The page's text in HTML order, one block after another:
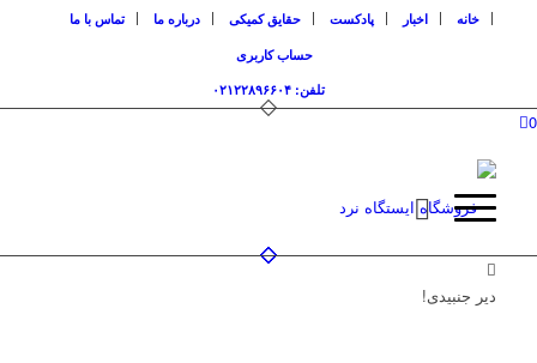
خانه اخبار پادکست حقایق کمیکی درباره ما
تماس با ما
حساب کاربری
تلفن: ۰۲۱۲۲۸۹۶۶۰۴
0
دیر جنبیدی!